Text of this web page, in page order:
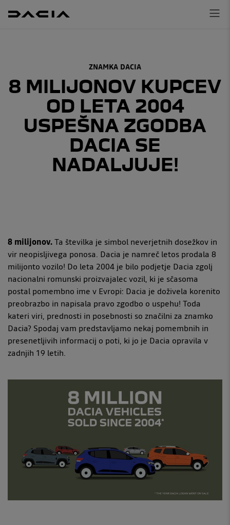
ZNAMKA DACIA
8 MILIJONOV KUPCEV
OD LETA 2004
USPEŠNA ZGODBA
DACIA SE
NADALJUJE!
8 milijonov.Ta številka je simbol neverjetnih dosežkov in
vir neopisljivega ponosa. Dacia je namreč letos prodala 8
milijonto vozilo! Do leta 2004 je bilo podjetje Dacia zgolj
nacionalni romunski proizvajalec vozil, ki je sčasoma
postal pomembno ime v Evropi: Dacia je doživela korenito
preobrazbo in napisala pravo zgodbo o uspehu! Toda
kateri viri, prednosti in posebnosti so značilni za znamko
Dacia? Spodaj vam predstavljamo nekaj pomembnih in
presenetljivih informacij o poti, ki jo je Dacia opravila v
zadnjih 19 letih.